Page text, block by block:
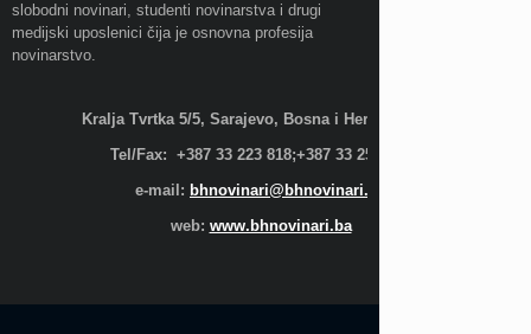
slobodni novinari, studenti novinarstva i drugi
medijski uposlenici čija je osnovna profesija
novinarstvo.
Kralja Tvrtka 5/5, Sarajevo, Bosna i Hercegovina;
Tel/Fax: +387 33 223 818;+387 33 255 600
e-mail: bhnovinari@bhnovinari.ba
web: www.bhnovinari.ba